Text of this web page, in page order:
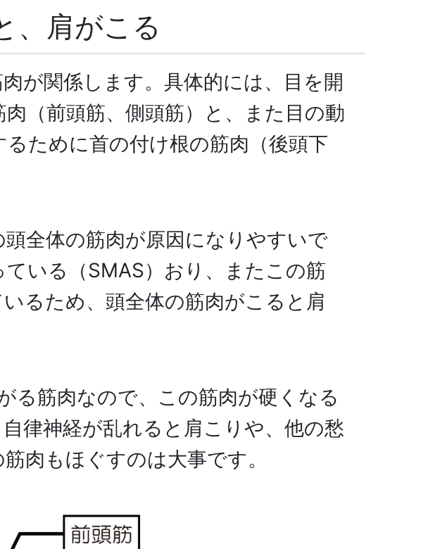
、肩がこる
が関係します。具体的には、目を開
（前頭筋、側頭筋）と、また目の動
ために首の付け根の筋肉（後頭下
全体の筋肉が原因になりやすいで
いる（SMAS）おり、またこの筋
るため、頭全体の筋肉がこると肩
る筋肉なので、この筋肉が硬くなる
律神経が乱れると肩こりや、他の愁
肉もほぐすのは大事です。